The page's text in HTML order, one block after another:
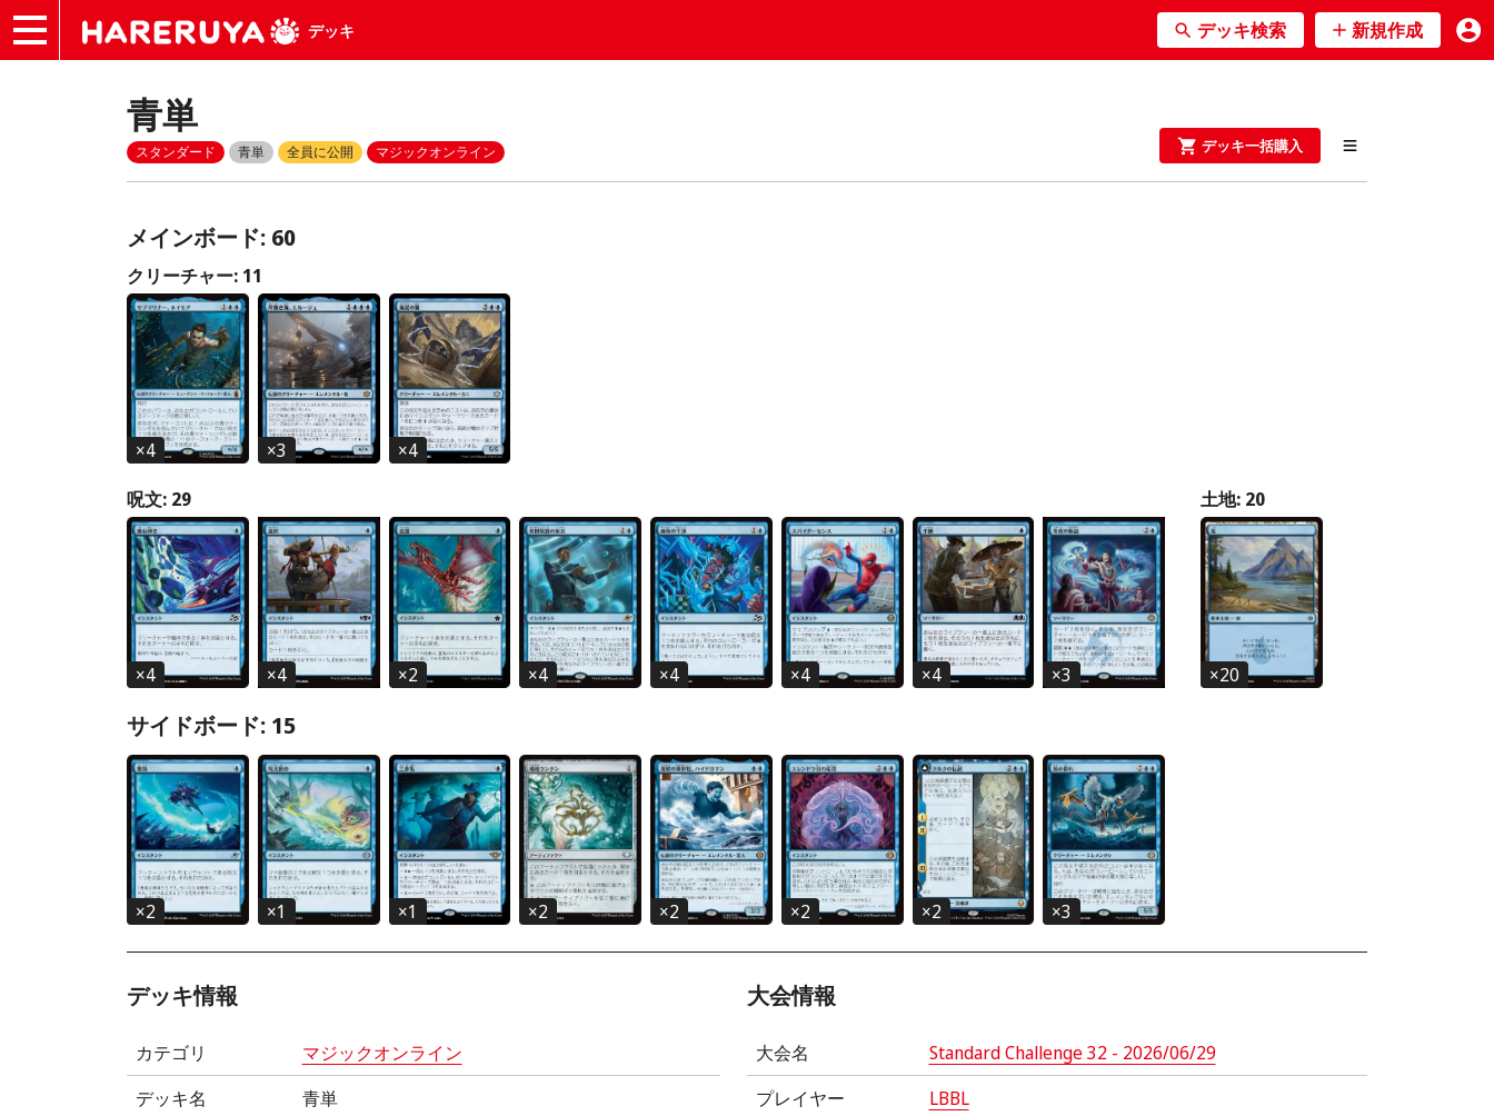
デッキ デッキ検索 新規作成
青単
スタンダード 青単 全員に公開 マジックオンライン デッキ一括購入
メインボード: 60
クリーチャー: 11
×4 ×3 ×4
呪文: 29
×4 ×4 ×2 ×4 ×4 ×4 ×4 ×3
土地: 20
×20
サイドボード: 15
×2 ×1 ×1 ×2 ×2 ×2 ×2 ×3
デッキ情報
カテゴリ
マジックオンライン
デッキ名
青単
大会情報
大会名
Standard Challenge 32 - 2026/06/29
プレイヤー
LBBL